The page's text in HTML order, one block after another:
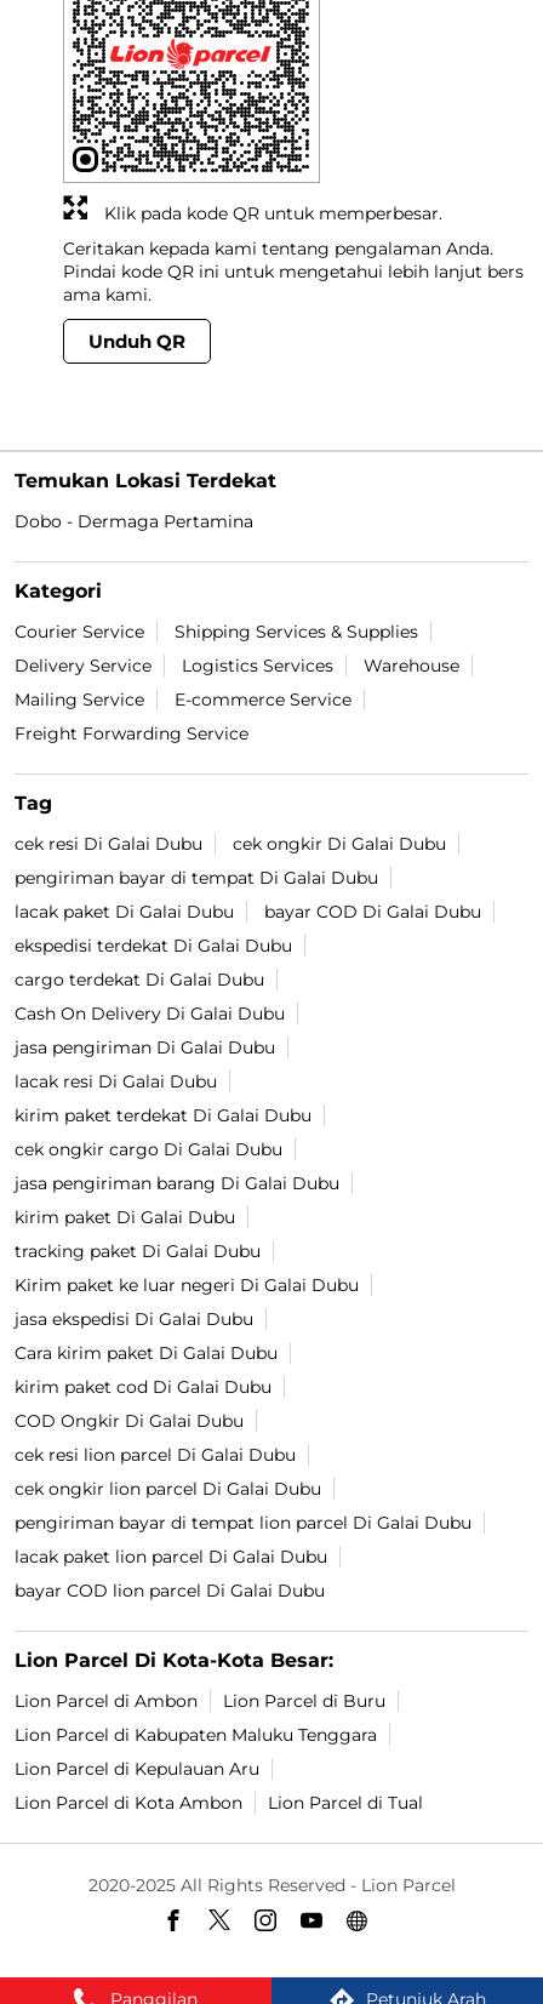
Panggilan Petunjuk Arah
Ceritakan kepada kami tentang pengalaman Anda.
Pindai kode QR ini untuk mengetahui lebih lanjut bers
ama kami.
Unduh QR
Klik pada kode QR untuk memperbesar.
Temukan Lokasi Terdekat
Dobo - Dermaga Pertamina
Kategori
Courier Service
Shipping Services & Supplies
Delivery Service
Logistics Services
Warehouse
Mailing Service
E-commerce Service
Freight Forwarding Service
Tag
cek resi Di Galai Dubu
cek ongkir Di Galai Dubu
pengiriman bayar di tempat Di Galai Dubu
lacak paket Di Galai Dubu
bayar COD Di Galai Dubu
ekspedisi terdekat Di Galai Dubu
cargo terdekat Di Galai Dubu
Cash On Delivery Di Galai Dubu
jasa pengiriman Di Galai Dubu
lacak resi Di Galai Dubu
kirim paket terdekat Di Galai Dubu
cek ongkir cargo Di Galai Dubu
jasa pengiriman barang Di Galai Dubu
kirim paket Di Galai Dubu
tracking paket Di Galai Dubu
Kirim paket ke luar negeri Di Galai Dubu
jasa ekspedisi Di Galai Dubu
Cara kirim paket Di Galai Dubu
kirim paket cod Di Galai Dubu
COD Ongkir Di Galai Dubu
cek resi lion parcel Di Galai Dubu
cek ongkir lion parcel Di Galai Dubu
pengiriman bayar di tempat lion parcel Di Galai Dubu
lacak paket lion parcel Di Galai Dubu
bayar COD lion parcel Di Galai Dubu
Lion Parcel Di Kota-Kota Besar:
Lion Parcel di Ambon
Lion Parcel di Buru
Lion Parcel di Kabupaten Maluku Tenggara
Lion Parcel di Kepulauan Aru
Lion Parcel di Kota Ambon
Lion Parcel di Tual
2020-2025 All Rights Reserved - Lion Parcel